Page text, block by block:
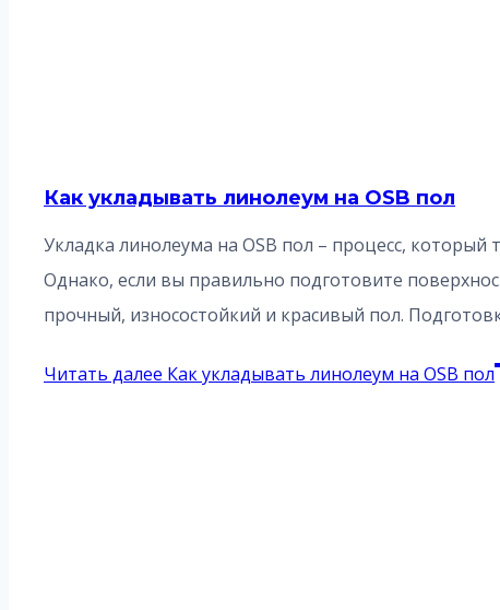
Как укладывать линолеум на OSB пол
Укладка линолеума на OSB пол – процесс,
Однако, если вы правильно подготовите
прочный, износостойкий и красивый пол.
Читать далее Как укладывать линолеум на OSB пол